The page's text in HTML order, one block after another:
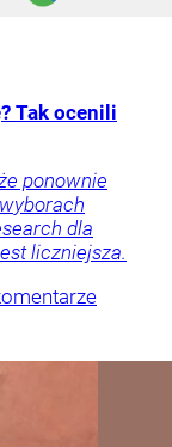
Tak ocenili
ponownie
dla
liczniejsza.